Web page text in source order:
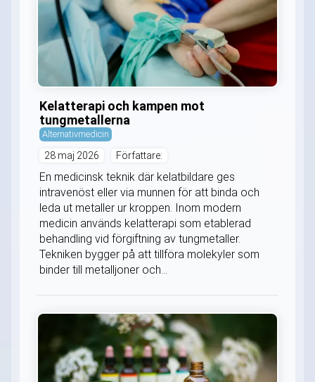
Kelatterapi och kampen mot
tungmetallerna
Alternativmedicin
28 maj 2026 Författare:
En medicinsk teknik där kelatbildare ges
intravenöst eller via munnen för att binda och
leda ut metaller ur kroppen. Inom modern
medicin används kelatterapi som etablerad
behandling vid förgiftning av tungmetaller.
Tekniken bygger på att tillföra molekyler som
binder till metalljoner och...